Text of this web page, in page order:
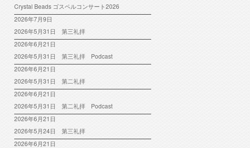
Crystal Beads ゴスペルコンサート2026
2026年7月9日
2026年5月31日 第三礼拝
2026年6月21日
2026年5月31日 第三礼拝 Podcast
2026年6月21日
2026年5月31日 第二礼拝
2026年6月21日
2026年5月31日 第二礼拝 Podcast
2026年6月21日
2026年5月24日 第三礼拝
2026年6月21日